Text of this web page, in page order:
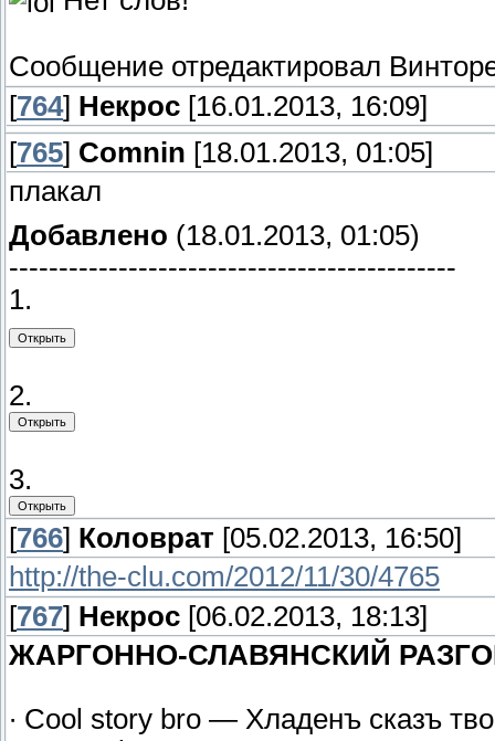
Сообщение отредактировал
[764] Некрос [16.01.2013, 16:09]
[765] Comnin [18.01.2013, 01:05]
плакал
Добавлено (18.01.2013, 01:05)
---------------------------------------------
1.
2.
3.
[766] Коловрат [05.02.2013, 16:50]
http://the-clu.com/2012/11/30/4765
[767] Некрос [06.02.2013, 18:13]
ЖАРГОННО-СЛАВЯНСКИЙ
∙ Cool story bro — Хладенъ сказъ